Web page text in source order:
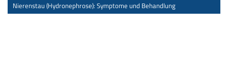
Nierenstau (Hydronephrose): Symptome und Behandlung